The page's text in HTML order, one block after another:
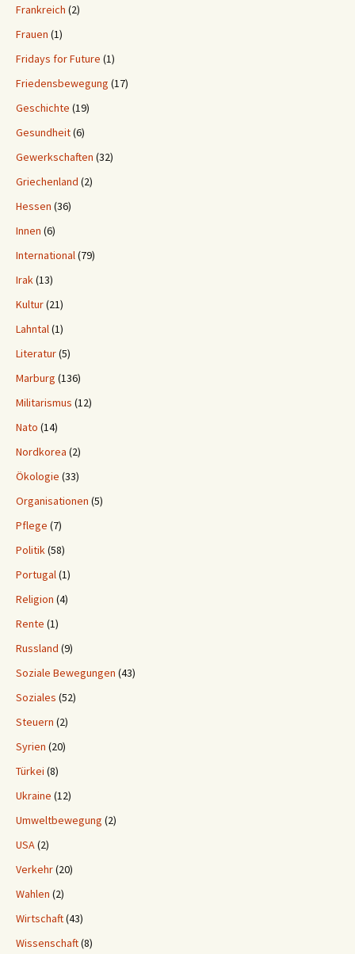
Frankreich (2)
Frauen (1)
Fridays for Future (1)
Friedensbewegung (17)
Geschichte (19)
Gesundheit(6)
Gewerkschaften (32)
Griechenland (2)
Hessen (36)
Innen (6)
International(79)
Irak(13)
Kultur(21)
Lahntal(1)
Literatur(5)
Marburg (136)
Militarismus (12)
Nato (14)
Nordkorea (2)
Ökologie (33)
Organisationen (5)
Pflege (7)
Politik(58)
Portugal(1)
Religion (4)
Rente (1)
Russland (9)
Soziale Bewegungen (43)
Soziales (52)
Steuern (2)
Syrien (20)
Türkei (8)
Ukraine (12)
Umweltbewegung (2)
USA(2)
Verkehr(20)
Wahlen (2)
Wirtschaft(43)
Wissenschaft(8)